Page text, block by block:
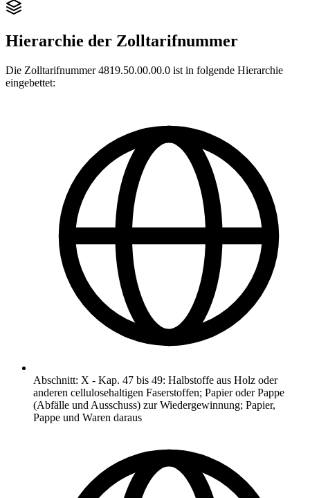
Hierarchie der Zolltarifnummer
Die Zolltarifnummer 4819.50.00.00.0 ist in folgende Hierarchie
eingebettet:
Abschnitt: X - Kap. 47 bis 49: Halbstoffe aus Holz oder
anderen cellulosehaltigen Faserstoffen; Papier oder Pappe
(Abfälle und Ausschuss) zur Wiedergewinnung; Papier,
Pappe und Waren daraus